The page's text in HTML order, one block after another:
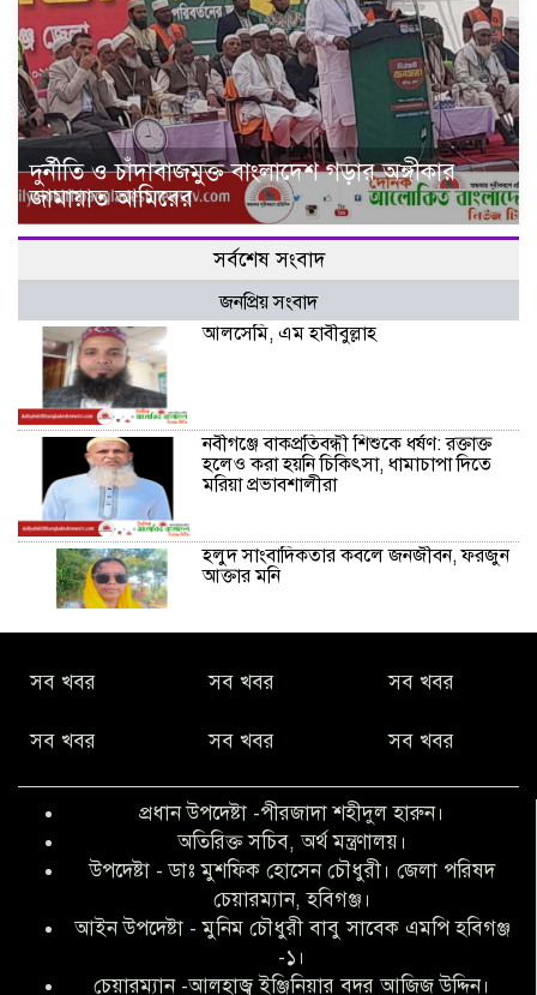
দুর্নীতি ও চাঁদাবাজমুক্ত বাংলাদেশ গড়ার অঙ্গীকার
জামায়াত আমিরের
সর্বশেষ সংবাদ
জনপ্রিয় সংবাদ
আলসেমি, এম হাবীবুল্লাহ
নবীগঞ্জে বাকপ্রতিবন্ধী শিশুকে ধর্ষণ: রক্তাক্ত
হলেও করা হয়নি চিকিৎসা, ধামাচাপা দিতে
মরিয়া প্রভাবশালীরা
হলুদ সাংবাদিকতার কবলে জনজীবন, ফরজুন
আক্তার মনি
কিবরিয়া
বৃত্তি পরীক্ষার সুযোগ করে দিলেন প্রধান শিক্ষক
ফারুক মাস্টার
আব্দুল হক তালুকদার ফাউন্ডেশন মানবতার
শিকড় ছুঁই ছুঁই,ফরজুন আক্তার মনি
সব খবর সব খবর সব খবর
সব খবর সব খবর সব খবর
প্রধান উপদেষ্টা -পীরজাদা শহীদুল হারুন।
অতিরিক্ত সচিব, অর্থ মন্ত্রণালয়।
উপদেষ্টা - ডাঃ মুশফিক হোসেন চৌধুরী। জেলা পরিষদ
চেয়ারম্যান, হবিগঞ্জ।
আইন উপদেষ্টা - মুনিম চৌধুরী বাবু সাবেক এমপি হবিগঞ্জ
-১।
চেয়ারম্যান -আলহাজ্ব ইঞ্জিনিয়ার বদর আজিজ উদ্দিন।